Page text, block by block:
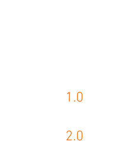
1.0
2.0